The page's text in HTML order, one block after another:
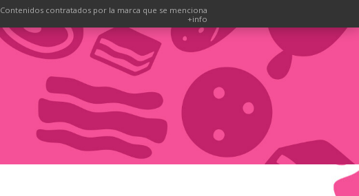
Contenidos contratados por la marca que se menciona
+info